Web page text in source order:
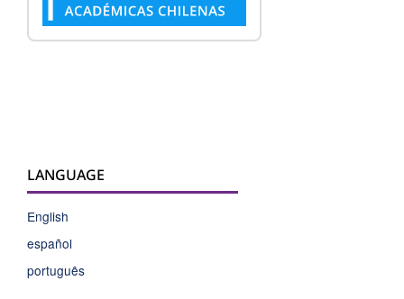
LANGUAGE
English
español
português